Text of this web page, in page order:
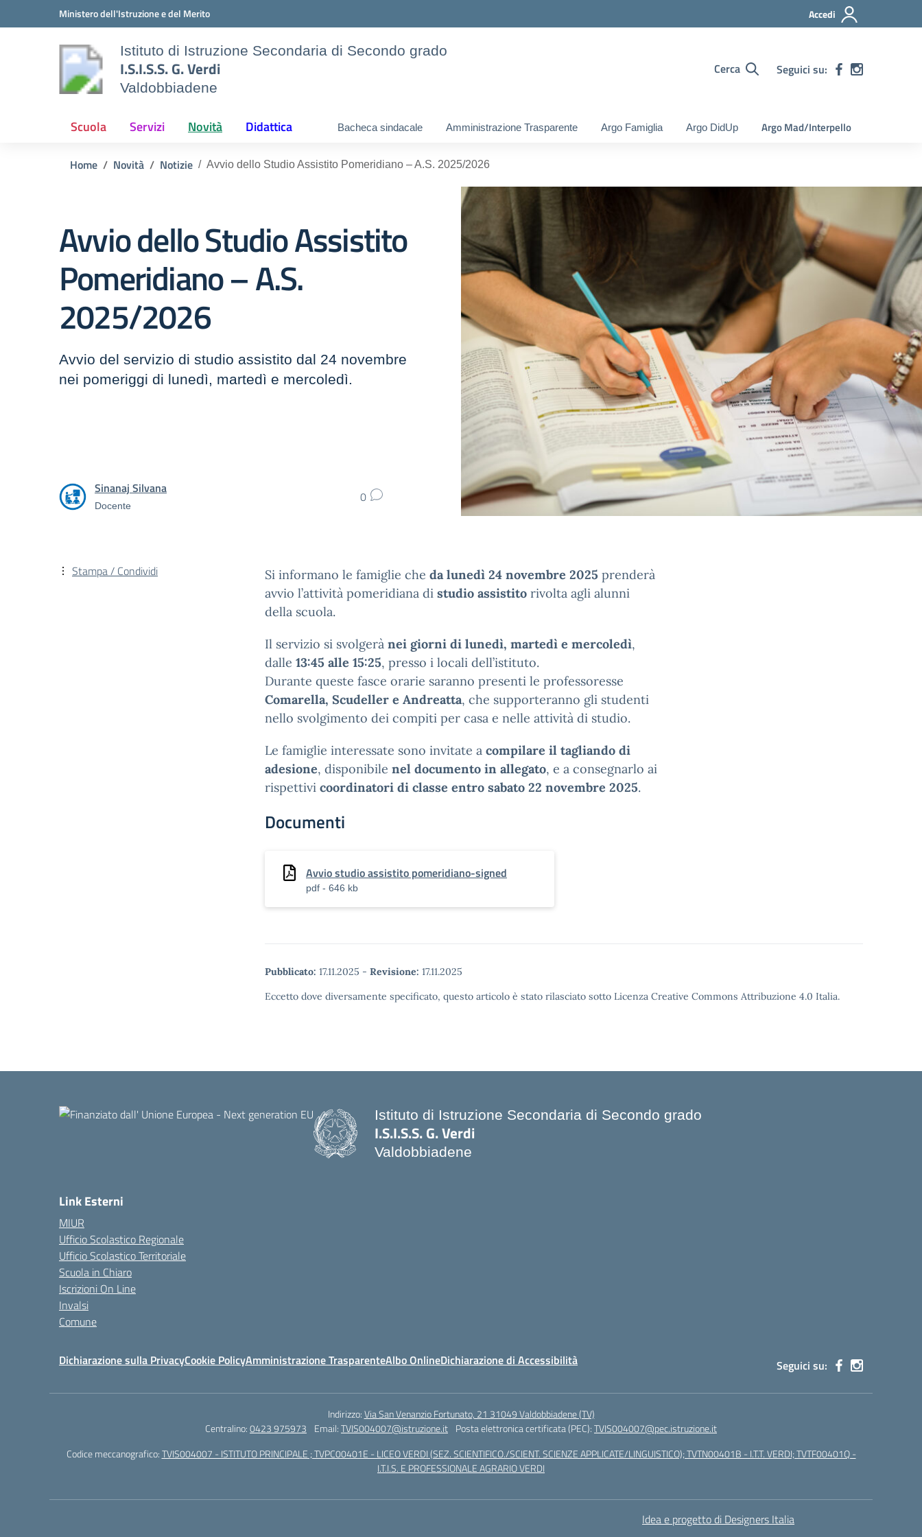
Vai ai contenuti
Vai al menu di navigazioneMinistero dell'Istruzione e del Merito Accedi
Istituto di Istruzione Secondaria di Secondo grado
I.S.I.S.S. G. Verdi
Valdobbiadene
Cerca Seguici su:
Scuola Servizi Novità Didattica Bacheca sindacale Amministrazione Trasparente Argo Famiglia Argo DidUp Argo Mad/Interpello
Home Novità Notizie Avvio dello Studio Assistito Pomeridiano – A.S. 2025/2026
Avvio dello Studio Assistito
Pomeridiano – A.S.
2025/2026
Avvio del servizio di studio assistito dal 24 novembre
nei pomeriggi di lunedì, martedì e mercoledì.
Sinanaj Silvana
Docente
0
Si informano le famiglie che da lunedì 24 novembre 2025 prenderà
avvio l’attività pomeridiana di studio assistito rivolta agli alunni
della scuola.
Il servizio si svolgerà nei giorni di lunedì, martedì e mercoledì,
dalle 13:45 alle 15:25, presso i locali dell’istituto.
Durante queste fasce orarie saranno presenti le professoresse
Comarella, Scudeller e Andreatta, che supporteranno gli studenti
nello svolgimento dei compiti per casa e nelle attività di studio.
Le famiglie interessate sono invitate a compilare il tagliando di
adesione, disponibile nel documento in allegato, e a consegnarlo ai
rispettivi coordinatori di classe entro sabato 22 novembre 2025.
Documenti
Avvio studio assistito pomeridiano-signed
pdf - 646 kb
Pubblicato: 17.11.2025 - Revisione: 17.11.2025
Eccetto dove diversamente specificato, questo articolo è stato rilasciato sotto Licenza Creative Commons Attribuzione 4.0 Italia.
Stampa / Condividi
Istituto di Istruzione Secondaria di Secondo grado
I.S.I.S.S. G. Verdi
Valdobbiadene
Link Esterni
MIUR
Ufficio Scolastico Regionale
Ufficio Scolastico Territoriale
Scuola in Chiaro
Iscrizioni On Line
Invalsi
Comune
Dichiarazione sulla PrivacyCookie PolicyAmministrazione TrasparenteAlbo OnlineDichiarazione di Accessibilità Seguici su:
Indirizzo:Via San Venanzio Fortunato, 21 31049 Valdobbiadene (TV)
Centralino:0423 975973 Email:TVIS004007@istruzione.it Posta elettronica certificata (PEC):TVIS004007@pec.istruzione.it
Codice meccanografico:TVIS004007 - ISTITUTO PRINCIPALE ; TVPC00401E - LICEO VERDI (SEZ. SCIENTIFICO./SCIENT. SCIENZE APPLICATE/LINGUISTICO); TVTN00401B - I.T.T. VERDI; TVTF00401Q -
I.T.I.S. E PROFESSIONALE AGRARIO VERDI
Idea e progetto di Designers Italia